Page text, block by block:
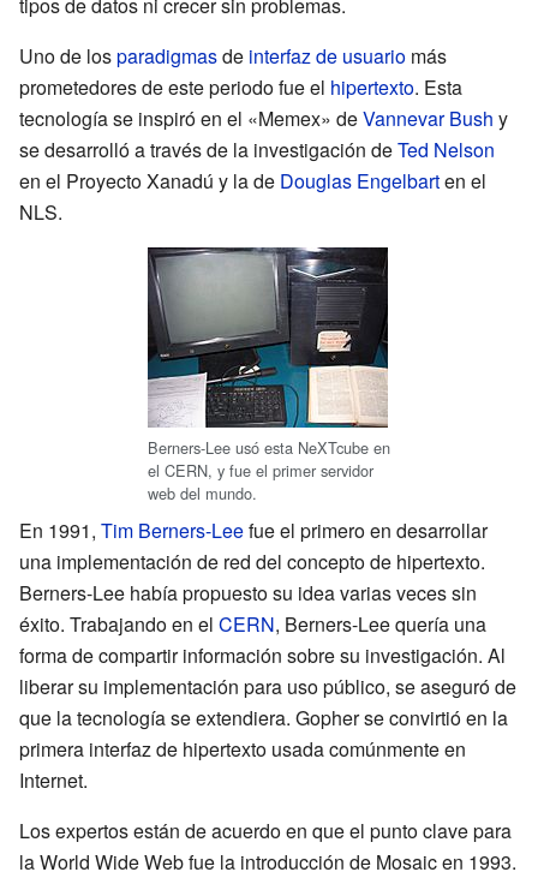
tipos de datos ni crecer sin problemas.
Uno de losparadigmasde interfaz de usuario más
prometedores de este periodo fue el hipertexto. Esta
tecnología se inspiró en el «Memex» deVannevar Bush y
se desarrolló a través de la investigación deTed Nelson
en el Proyecto Xanadú y la de Douglas Engelbarten el
NLS.
Berners-Lee usó esta NeXTcube en
el CERN, y fue el primer servidor
web del mundo.
En 1991, Tim Berners-Leefue el primero en desarrollar
una implementación de red del concepto de hipertexto.
Berners-Lee había propuesto su idea varias veces sin
éxito. Trabajando en el CERN, Berners-Lee quería una
forma de compartir información sobre su investigación. Al
liberar su implementación para uso público, se aseguró de
que la tecnología se extendiera. Gopher se convirtió en la
primera interfaz de hipertexto usada comúnmente en
Internet.
Los expertos están de acuerdo en que el punto clave para
la World Wide Web fue la introducción de Mosaic en 1993.